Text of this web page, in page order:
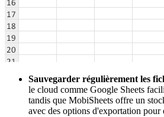
Sauvegarder régulièrement les
le cloud comme Google Sheets
tandis que MobiSheets offre un
avec des options d'exportation pour